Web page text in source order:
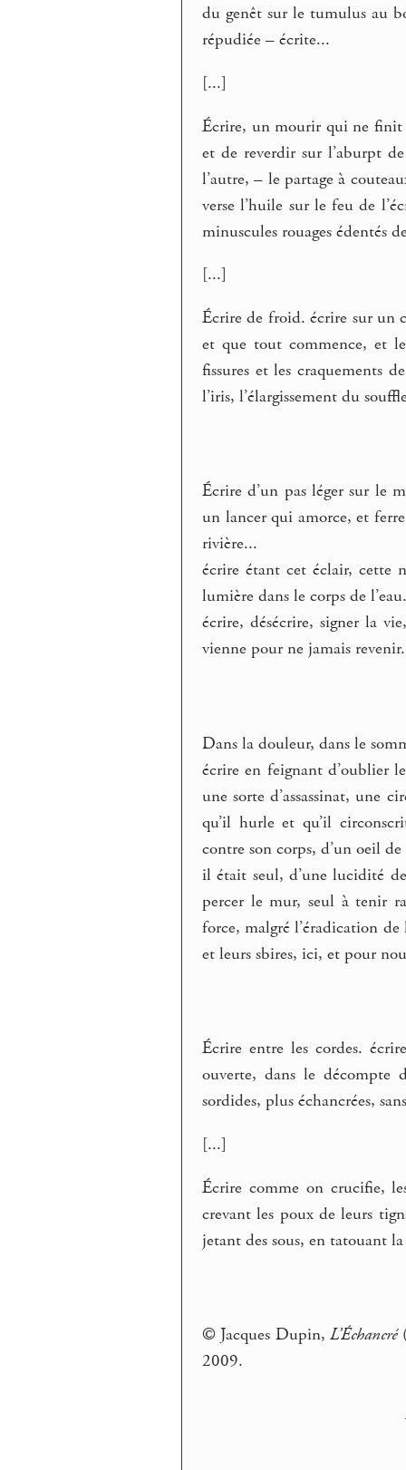
du genêt sur le tumulus au
répudiée – écrite...
[...]
Écrire, un mourir qui ne finit
et de reverdir sur l’aburpt
l’autre, – le partage à
verse l’huile sur le feu de
minuscules rouages édentés
[...]
Écrire de froid. écrire sur un
et que tout commence, et
fissures et les craquements
l’iris, l’élargissement du
Écrire d’un pas léger sur le
un lancer qui amorce, et
rivière...
écrire étant cet éclair, cette
lumière dans le corps de
écrire, désécrire, signer la
vienne pour ne jamais
Dans la douleur, dans le
écrire en feignant d’oublier
une sorte d’assassinat, une
qu’il hurle et qu’il
contre son corps, d’un oeil
il était seul, d’une lucidité
percer le mur, seul à tenir
force, malgré l’éradication
et leurs sbires, ici, et pour
Écrire entre les cordes.
ouverte, dans le décompte
sordides, plus échancrées,
[...]
Écrire comme on crucifie,
crevant les poux de leurs
jetant des sous, en tatouant
© Jacques Dupin, L’Échancré
2009.